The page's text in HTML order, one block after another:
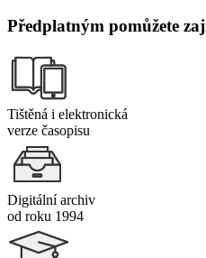
Předplatným pomůžete
Tištěná i elektronická
verze časopisu
Digitální archiv
od roku 1994